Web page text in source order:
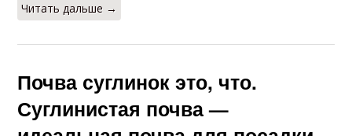
Читать дальше →
Почва суглинок это, что.
Суглинистая почва —